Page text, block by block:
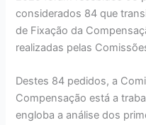
considerados 84 que
de Fixação da
realizadas pelas
Destes 84 pedidos, a
Compensação está a
engloba a análise dos